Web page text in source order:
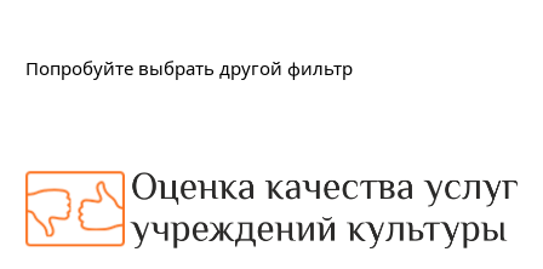
Попробуйте выбрать другой фильтр